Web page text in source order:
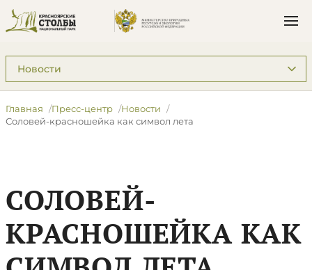
Подразделы: Пресс-центр
Главная Пресс-центр
Новости
Соловей-красношейка как символ лета
СОЛОВЕЙ-
КРАСНОШЕЙКА КАК